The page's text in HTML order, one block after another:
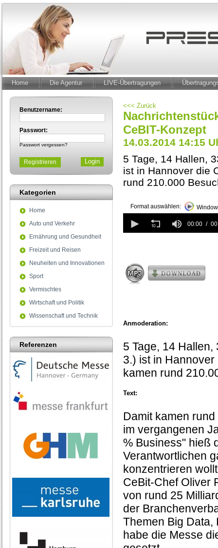
Home Die Agentur LIVE-Übertragungen
Benutzername:
Passwort:
Passwort vergessen?
Registrieren
Kategorien
Home
Auto und Verkehr
Ernährung und Gesundheit
Freizeit und Reisen
Neuheiten und Innovationen
Sport
Vermischtes
Wirtschaft und Politik
Wissenschaft und Technik
Referenzen
<<< Zurück
CeBIT-Konzept
14.03.2014 14:15
5 Tage, 14 Hallen,
ist in Hannover die
rund 210.000
Format auswählen:
seconds
of
00:00
Anmoderation:
5 Tage, 14
3.) ist in
kamen rund
Text:
Damit kamen
im vergangenen
% Business" hieß
Verantwortlichen
konzentrieren
CeBit-Chef Oliver
von rund 25
der
Themen Big Data,
habe die Messe